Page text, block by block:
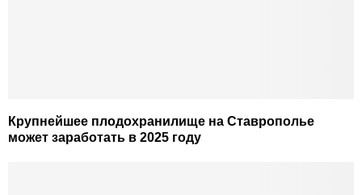
Крупнейшее плодохранилище на Ставрополье
может заработать в 2025 году